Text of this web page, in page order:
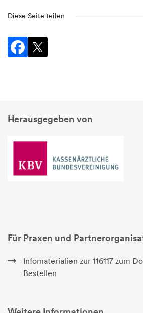
Diese Seite teilen
Herausgegeben von
Für Praxen und
Infomaterialien zur 116117 zum
Bestellen